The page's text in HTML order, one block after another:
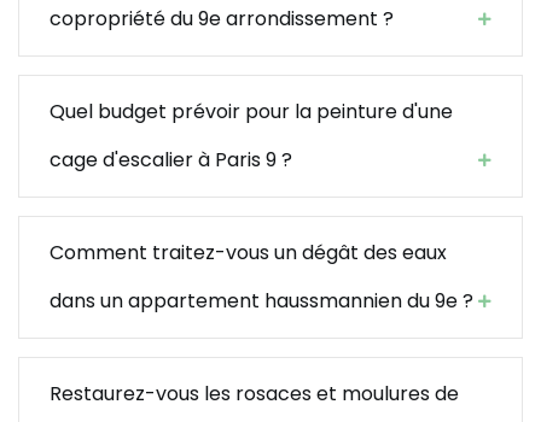
copropriété du 9e arrondissement ?
Quel budget prévoir pour la peinture d'une
cage d'escalier à Paris 9 ?
Comment traitez-vous un dégât des eaux
dans un appartement haussmannien du 9e ?
Restaurez-vous les rosaces et moulures de